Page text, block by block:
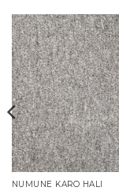
NUMUNE KARO HALI